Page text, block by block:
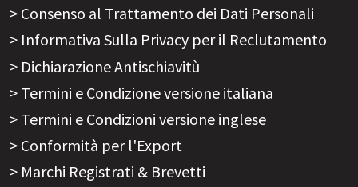
Consenso al Trattamento dei Dati Personali
Informativa Sulla Privacy per il Reclutamento
Dichiarazione Antischiavitù
Termini e Condizione versione italiana
Termini e Condizioni versione inglese
Conformità per l'Export
Marchi Registrati & Brevetti